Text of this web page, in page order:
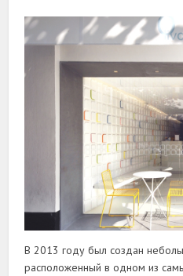
В 2013 году был создан
расположенный в одном из